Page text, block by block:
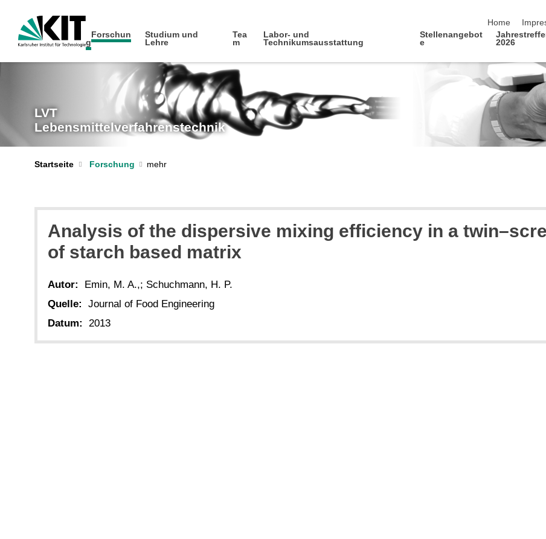
Home
Forschun
g
Studium und
Lehre
Tea
m
Labor- und
Technikumsausstattung
Stellenangebot
e
2026
LVT
Lebensmittelverfahrenstechnik
Startseite Forschung
Analysis of the dispersive mixing efficiency in a
of starch based matrix
Autor:
Emin, M. A.,; Schuchmann, H. P.
Quelle:
Journal of Food Engineering
Datum:
2013